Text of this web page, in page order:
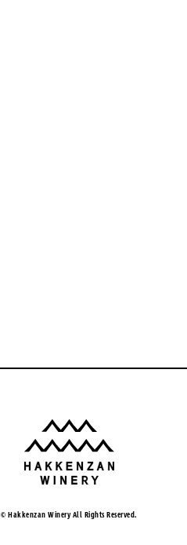
© Hakkenzan Winery All Rights Reserved.